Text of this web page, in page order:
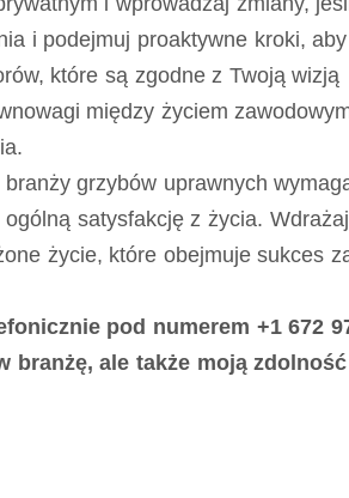
i podejmuj proaktywne kroki,
które są zgodne z Twoją wizją
między życiem
branży grzybów uprawnych
satysfakcję z życia.
życie, które obejmuje sukces
pod numerem +1 672
ale także moją